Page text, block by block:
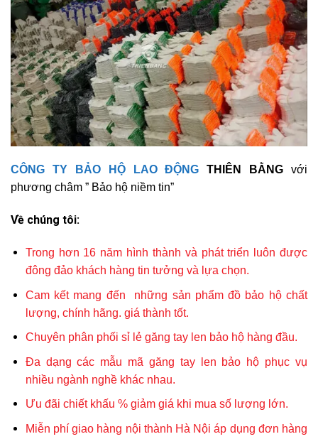
CÔNG TY BẢO HỘ LAO ĐỘNG THIÊN BẰNG với
phương châm ” Bảo hộ niềm tin”
Về chúng tôi:
Trong hơn 16 năm hình thành và phát triển luôn được
đông đảo khách hàng tin tưởng và lựa chọn.
Cam kết mang đến những sản phẩm đồ bảo hộ chất
lượng, chính hãng. giá thành tốt.
Chuyên phân phối sỉ lẻ găng tay len bảo hộ hàng đầu.
Đa dạng các mẫu mã găng tay len bảo hộ phục vụ
nhiều ngành nghề khác nhau.
Ưu đãi chiết khấu % giảm giá khi mua số lượng lớn.
Miễn phí giao hàng nội thành Hà Nội áp dụng đơn hàng